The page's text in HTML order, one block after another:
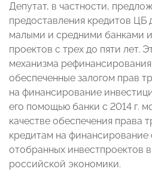
Депутат, в частности,
предоставления кредитов ЦБ
малыми и средними банками
проектов с трех до пяти лет.
механизма
обеспеченные залогом прав
на финансирование
его помощью банки с 2014 г.
качестве обеспечения права
кредитам на финансирование
отобранных инвестпроектов
российской экономики.